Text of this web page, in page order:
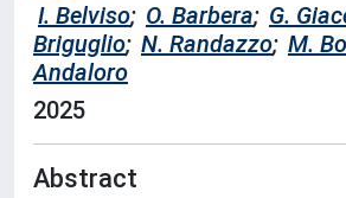
I. Belviso; O. Barbera; G.
Briguglio; N. Randazzo; M.
Andaloro
2025
Abstract